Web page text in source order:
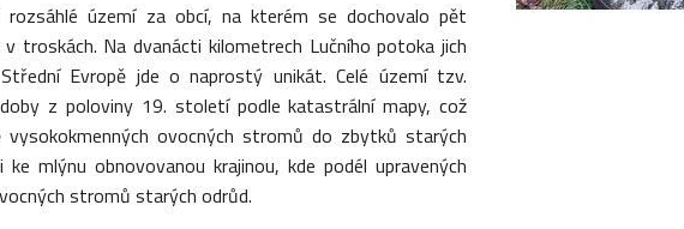
území za obcí, na kterém se dochovalo pět
troskách. Na dvanácti kilometrech Lučního potoka jich
Evropě jde o naprostý unikát. Celé území tzv.
z poloviny 19. století podle katastrální mapy, což
vysokokmenných ovocných stromů do zbytků starých
mlýnu obnovovanou krajinou, kde podél upravených
stromů starých odrůd.